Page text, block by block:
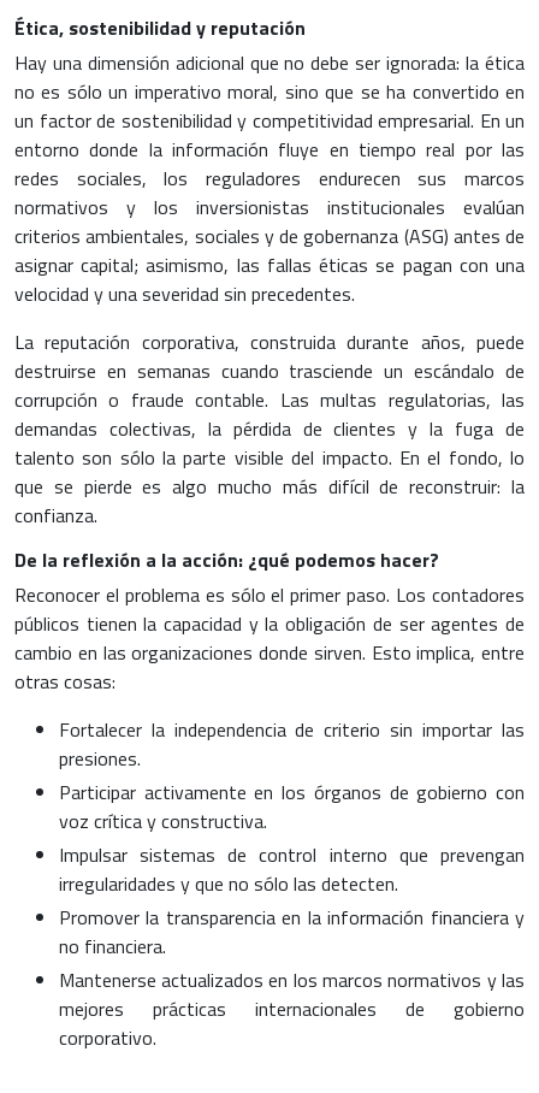
Ética, sostenibilidad y reputación
Hay una dimensión adicional que no debe ser ignorada: la ética
no es sólo un imperativo moral, sino que se ha convertido en
un factor de sostenibilidad y competitividad empresarial. En un
entorno donde la información fluye en tiempo real por las
redes sociales, los reguladores endurecen sus marcos
normativos y los inversionistas institucionales evalúan
criterios ambientales, sociales y de gobernanza (ASG) antes de
asignar capital; asimismo, las fallas éticas se pagan con una
velocidad y una severidad sin precedentes.
La reputación corporativa, construida durante años, puede
destruirse en semanas cuando trasciende un escándalo de
corrupción o fraude contable. Las multas regulatorias, las
demandas colectivas, la pérdida de clientes y la fuga de
talento son sólo la parte visible del impacto. En el fondo, lo
que se pierde es algo mucho más difícil de reconstruir: la
confianza.
De la reflexión a la acción: ¿qué podemos hacer?
Reconocer el problema es sólo el primer paso. Los contadores
públicos tienen la capacidad y la obligación de ser agentes de
cambio en las organizaciones donde sirven. Esto implica, entre
otras cosas:
Fortalecer la independencia de criterio sin importar las
presiones.
Participar activamente en los órganos de gobierno con
voz crítica y constructiva.
Impulsar sistemas de control interno que prevengan
irregularidades y que no sólo las detecten.
Promover la transparencia en la información financiera y
no financiera.
Mantenerse actualizados en los marcos normativos y las
mejores prácticas internacionales de gobierno
corporativo.